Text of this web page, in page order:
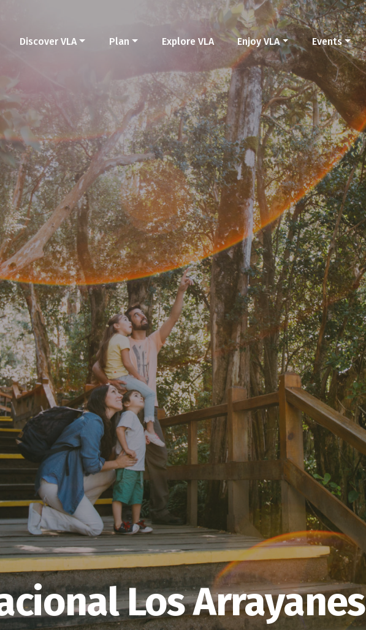
Discover VLA Plan Explore VLA Enjoy VLA Events
Los Arrayanes